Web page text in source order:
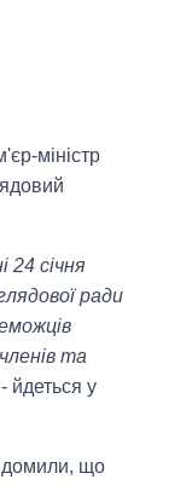
міністр
24 січня
ради
та
йдеться у
що